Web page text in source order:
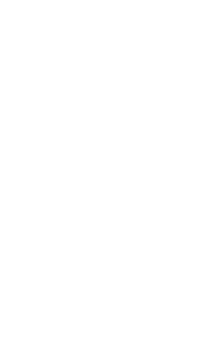
xử lý Ryzen 7-
lý và tần số cơ bản
nhu cầu xử lý công
16GB đi kèm giúp